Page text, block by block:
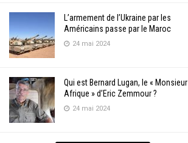
L’armement de l’Ukraine par les
Américains passe par le Maroc
24 mai 2024
Qui est Bernard Lugan, le « Monsieur
Afrique » d’Eric Zemmour ?
24 mai 2024